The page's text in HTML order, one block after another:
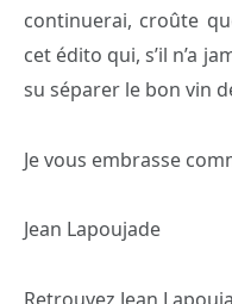
continuerai, croûte
cet édito qui, s’il n’a
su séparer le bon vin
Je vous embrasse
Jean Lapoujade